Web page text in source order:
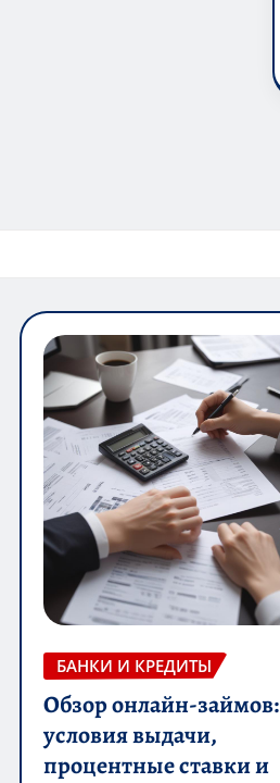
БАНКИ И КРЕДИТЫ
Обзор онлайн-займов:
условия выдачи,
процентные ставки и